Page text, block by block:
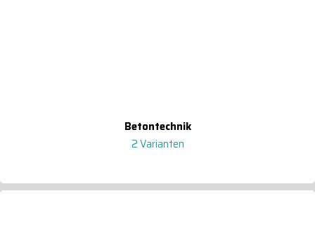
Betontechnik
2 Varianten